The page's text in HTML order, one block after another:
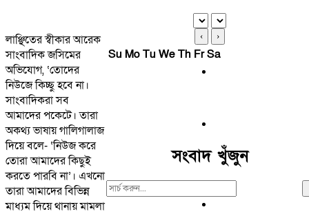
লাঞ্ছিতের স্বীকার আরেক
সাংবাদিক জসিমের
অভিযোগ, ‘তোদের
নিউজে কিচ্ছু হবে না।
সাংবাদিকরা সব
আমাদের পকেটে। তারা
অকথ্য ভাষায় গালিগালাজ
দিয়ে বলে- ‘নিউজ করে
তোরা আমাদের কিছুই
করতে পারবি না’। এখনো
তারা আমাদের বিভিন্ন
মাধ্যম দিয়ে থানায় মামলা
‹ ›
Su MoTu WeTh FrSa
সংবাদ খুঁজুন
Search